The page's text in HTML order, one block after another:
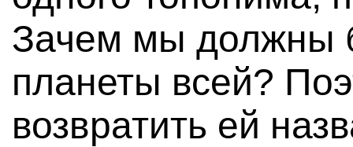
Зачем мы должны
планеты всей?
возвратить ей